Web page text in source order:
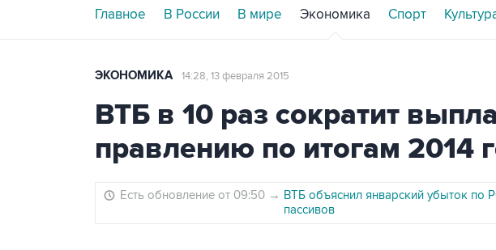
Главное В России В мире Экономика Спорт
ЭКОНОМИКА 14:28, 13 февраля 2015
ВТБ в 10 раз сократит
правлению по итогам 2014
Есть обновление от 09:50 → ВТБ объяснил январский убыток по
пассивов